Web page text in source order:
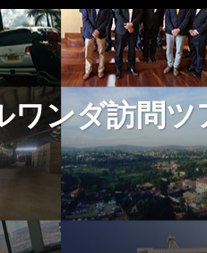
ワンダ訪問